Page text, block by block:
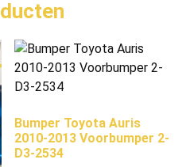
Bumper Toyota Auris
2010-2013 Voorbumper 2-
D3-2534